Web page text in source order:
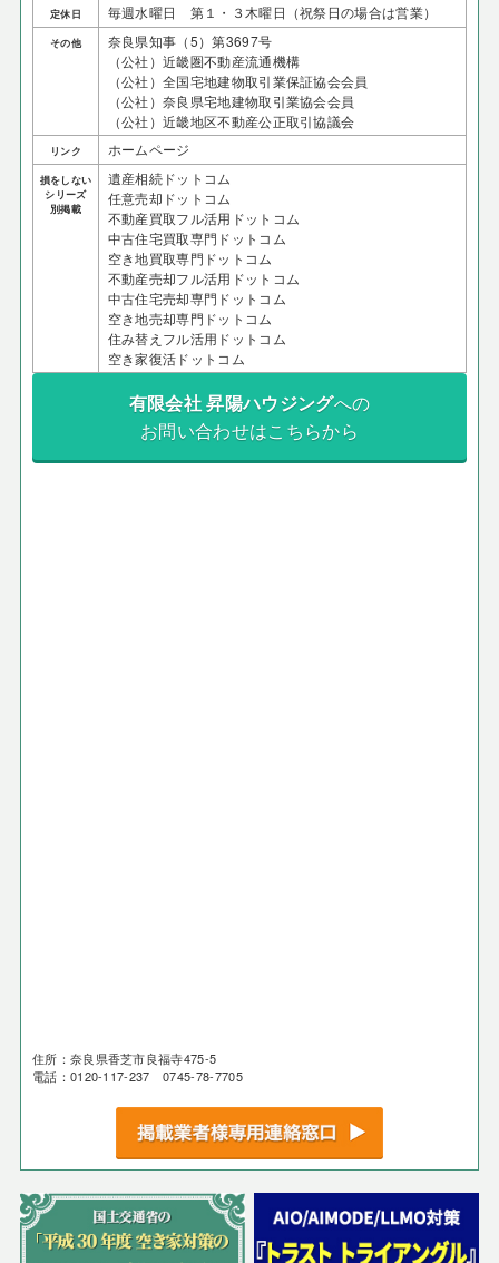
定休日 毎週水曜日 第１・３木曜日（祝祭日の場合は営業）
その他
奈良県知事（5）第3697号
（公社）近畿圏不動産流通機構
（公社）全国宅地建物取引業保証協会会員
（公社）奈良県宅地建物取引業協会会員
（公社）近畿地区不動産公正取引協議会
リンク ホームページ
損をしない
シリーズ
別掲載
遺産相続ドットコム
任意売却ドットコム
不動産買取フル活用ドットコム
中古住宅買取専門ドットコム
空き地買取専門ドットコム
不動産売却フル活用ドットコム
中古住宅売却専門ドットコム
空き地売却専門ドットコム
住み替えフル活用ドットコム
空き家復活ドットコム
有限会社 昇陽ハウジングへの
お問い合わせはこちらから
住所：奈良県香芝市良福寺475-5
電話：0120-117-237 0745-78-7705